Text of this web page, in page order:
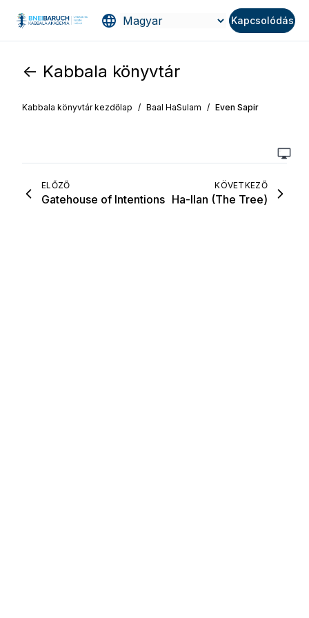
Kapcsolódás
<- Kabbala könyvtár
Kabbala könyvtár kezdőlap / Baal HaSulam / Even Sapir
ELŐZŐ
Gatehouse of Intentions
KÖVETKEZŐ
Ha-Ilan (The Tree)